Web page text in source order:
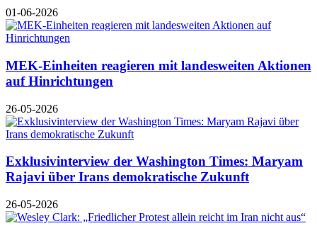
01-06-2026
MEK-Einheiten reagieren mit landesweiten Aktionen
auf Hinrichtungen
26-05-2026
Exklusivinterview der Washington Times: Maryam
Rajavi über Irans demokratische Zukunft
26-05-2026